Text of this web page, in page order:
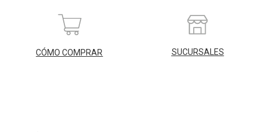
CÓMO COMPRAR SUCURSALES